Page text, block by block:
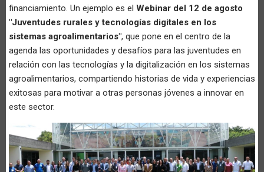
financiamiento. Un ejemplo es el Webinar del 12 de agosto
"Juventudes rurales y tecnologías digitales en los
sistemas agroalimentarios", que pone en el centro de la
agenda las oportunidades y desafíos para las juventudes en
relación con las tecnologías y la digitalización en los sistemas
agroalimentarios, compartiendo historias de vida y experiencias
exitosas para motivar a otras personas jóvenes a innovar en
este sector.